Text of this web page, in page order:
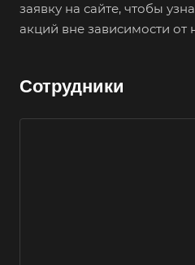
заявку на сайте, чтобы
акций вне зависимости от
Сотрудники
Владивосток
Владикавказ
Волгоград